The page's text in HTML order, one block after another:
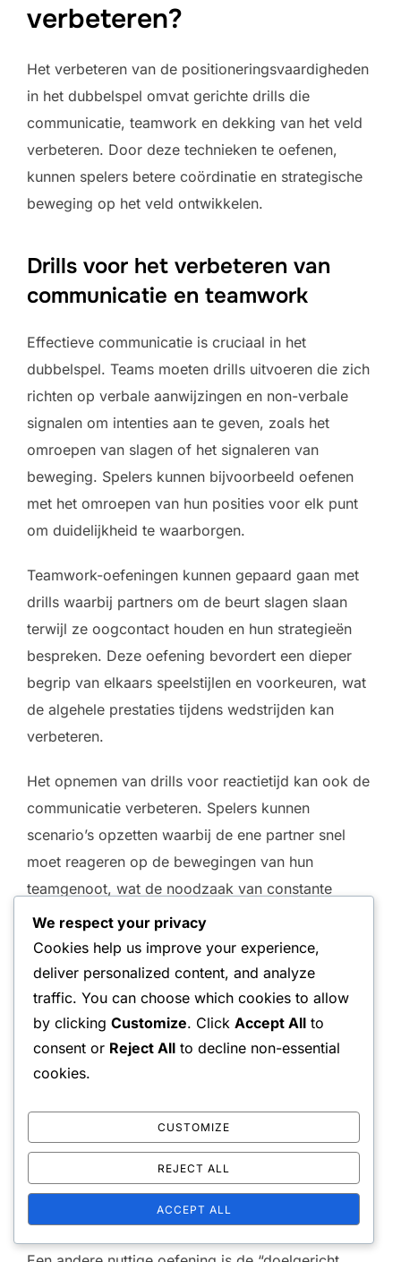
verbeteren?
Het verbeteren van de positioneringsvaardigheden
in het dubbelspel omvat gerichte drills die
communicatie, teamwork en dekking van het veld
verbeteren. Door deze technieken te oefenen,
kunnen spelers betere coördinatie en strategische
beweging op het veld ontwikkelen.
Drills voor het verbeteren van
communicatie en teamwork
Effectieve communicatie is cruciaal in het
dubbelspel. Teams moeten drills uitvoeren die zich
richten op verbale aanwijzingen en non-verbale
signalen om intenties aan te geven, zoals het
omroepen van slagen of het signaleren van
beweging. Spelers kunnen bijvoorbeeld oefenen
met het omroepen van hun posities voor elk punt
om duidelijkheid te waarborgen.
Teamwork-oefeningen kunnen gepaard gaan met
drills waarbij partners om de beurt slagen slaan
terwijl ze oogcontact houden en hun strategieën
bespreken. Deze oefening bevordert een dieper
begrip van elkaars speelstijlen en voorkeuren, wat
de algehele prestaties tijdens wedstrijden kan
verbeteren.
Het opnemen van drills voor reactietijd kan ook de
communicatie verbeteren. Spelers kunnen
scenario’s opzetten waarbij de ene partner snel
moet reageren op de bewegingen van hun
teamgenoot, wat de noodzaak van constante
dialoog en bewustzijn op het veld versterkt.
Oefeningen voor het oefenen van
dekking van het veld
Drills voor dekking van het veld zijn essentieel
voor het beheersen van positionering in het
dubbelspel. Een effectieve oefening is de
“shadowing drill”, waarbij spelers elkaars
bewegingen op het veld nabootsen. Dit helpt bij
het ontwikkelen van een instinctief begrip van
positionering ten opzichte van elkaar.
We respect your privacy
Cookies help us improve your experience,
deliver personalized content, and analyze
traffic. You can choose which cookies to allow
by clicking Customize. Click Accept All to
consent or Reject All to decline non-essential
cookies.
CUSTOMIZE
REJECT ALL
ACCEPT ALL